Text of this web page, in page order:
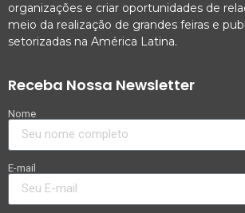
organizações e criar oportunidades de
meio da realização de grandes feiras e
setorizadas na América Latina.
Receba Nossa Newsletter
Nome
E-mail